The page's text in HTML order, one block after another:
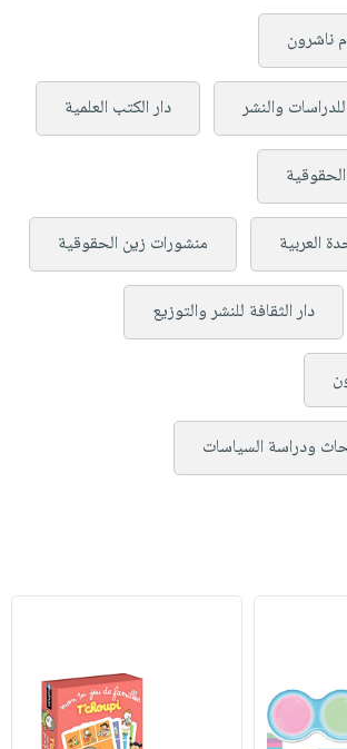
ناشرون
والنشر دار الكتب العلمية
العربية منشورات زين الحقوقية
دار الثقافة للنشر والتوزيع
ودراسة السياسات